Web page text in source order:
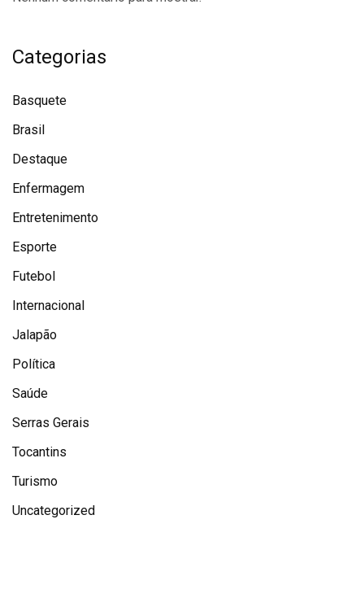
Categorias
Basquete
Brasil
Destaque
Enfermagem
Entretenimento
Esporte
Futebol
Internacional
Jalapão
Política
Saúde
Serras Gerais
Tocantins
Turismo
Uncategorized